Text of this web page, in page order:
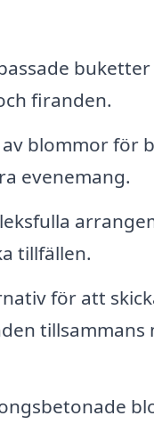
firanden.
blommor för
evenemang.
tillfällen.
för att
tillsammans